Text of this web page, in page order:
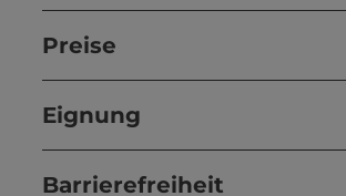
Preise
Eignung
Barrierefreiheit